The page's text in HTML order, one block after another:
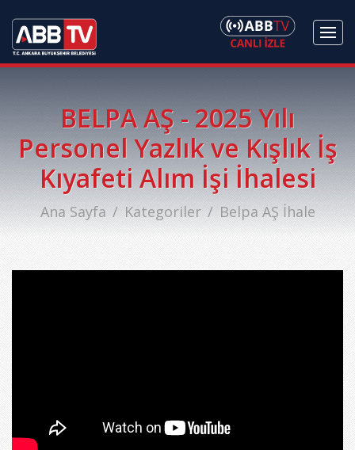
BELPA AŞ - 2025 Yılı
Personel Yazlık ve Kışlık İş
Kıyafeti Alım İşi İhalesi
Ana Sayfa Kategoriler Belpa AŞ İhale